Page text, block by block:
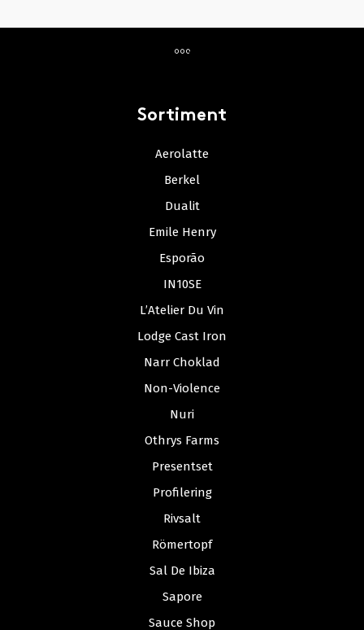
Sortiment
Aerolatte
Berkel
Dualit
Emile Henry
Esporão
IN10SE
L’Atelier Du Vin
Lodge Cast Iron
Narr Choklad
Non-Violence
Nuri
Othrys Farms
Presentset
Profilering
Rivsalt
Römertopf
Sal De Ibiza
Sapore
Sauce Shop